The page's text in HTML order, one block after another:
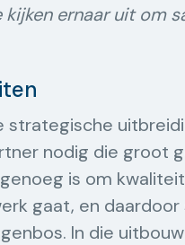
ernaar uit om
nodig die groot
is om
gaat, en daardoor
In die